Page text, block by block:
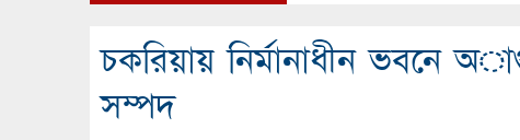
চকরিয়ায় নির্মানাধীন ভবনে
সম্পদ